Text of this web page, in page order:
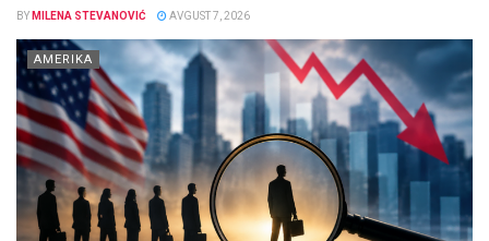
BY MILENA STEVANOVIĆ AVGUST 7, 2026
AMERIKA